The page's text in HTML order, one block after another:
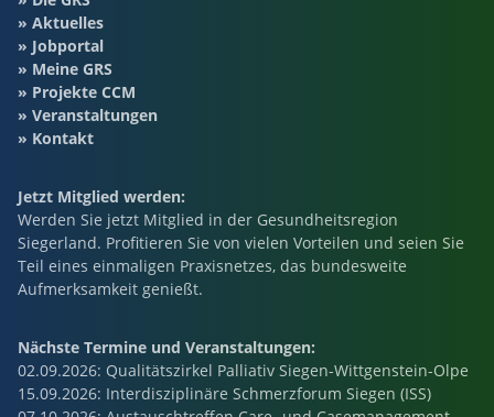
Aktuelles
Jobportal
Meine GRS
Projekte CCM
Veranstaltungen
Kontakt
Jetzt Mitglied werden:
Werden Sie jetzt Mitglied in der Gesundheitsregion
Siegerland. Profitieren Sie von vielen Vorteilen und seien Sie
Teil eines einmaligen Praxisnetzes, das bundesweite
Aufmerksamkeit genießt.
Nächste Termine und Veranstaltungen:
02.09.2026: Qualitätszirkel Palliativ Siegen-Wittgenstein-Olpe
15.09.2026: Interdisziplinäre Schmerzforum Siegen (ISS)